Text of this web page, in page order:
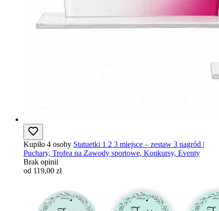
Kupiło 4 osoby Statuetki 1 2 3 miejsce – zestaw 3 nagród |
Puchary, Trofea na Zawody sportowe, Konkursy, Eventy
Brak opinii
od 119,00 zł